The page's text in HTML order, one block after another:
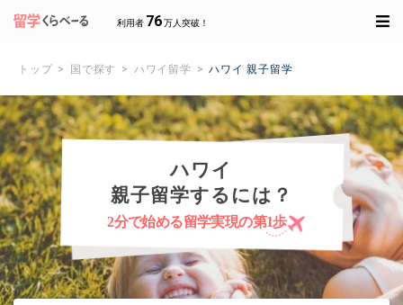
利用者 76万人突破！
トップ 国で探す ハワイ留学 ハワイ 親子留学
ハワイ
親子留学するには？
2分で始める留学実現の第1歩